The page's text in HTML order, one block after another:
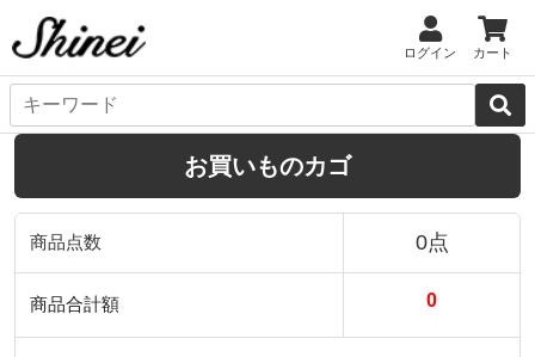
ログイン カート
お買いものカゴ
商品点数 0点
商品合計額 0